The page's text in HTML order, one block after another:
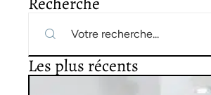
Les plus récents